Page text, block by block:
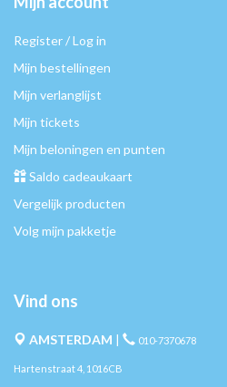
Register / Log in
Mijn bestellingen
Mijn verlanglijst
Mijn tickets
Mijn beloningen en punten
Saldo cadeaukaart
Vergelijk producten
Volg mijn pakketje
Vind ons
AMSTERDAM | 010-7370678
Hartenstraat 4, 1016CB